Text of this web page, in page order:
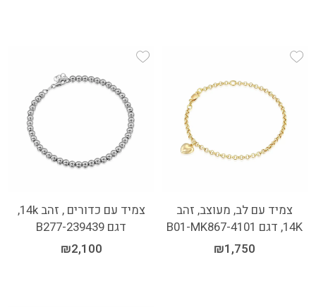
צמיד עם לב, מעוצב, זהב
14K, דגם B01-MK867-4101
₪1,750
Add Wishlist
צמיד עם כדורים , זהב 14k,
דגם B277-239439
₪2,100